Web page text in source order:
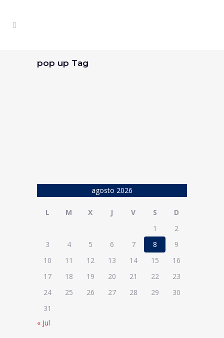
pop up Tag
agosto 2026
L M X J V S
D
1
2
3
4 5 6 7 8
9
10
11 12 13 14 15
16
17
18 19 20 21 22
23
24
25 26 27 28 29
30
31
« Jul